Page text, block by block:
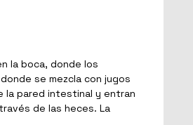
la boca, donde los
se mezcla con jugos
la pared intestinal y entran
de las heces. La